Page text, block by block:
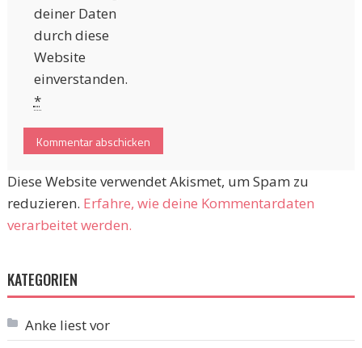
deiner Daten
durch diese
Website
einverstanden.
*
Diese Website verwendet Akismet, um Spam zu
reduzieren. Erfahre, wie deine Kommentardaten
verarbeitet werden.
KATEGORIEN
Anke liest vor